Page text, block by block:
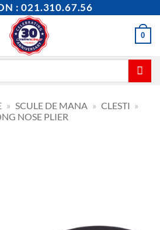
: 021.310.67.56
0
» SCULE DE MANA » CLESTI »
NOSE PLIER